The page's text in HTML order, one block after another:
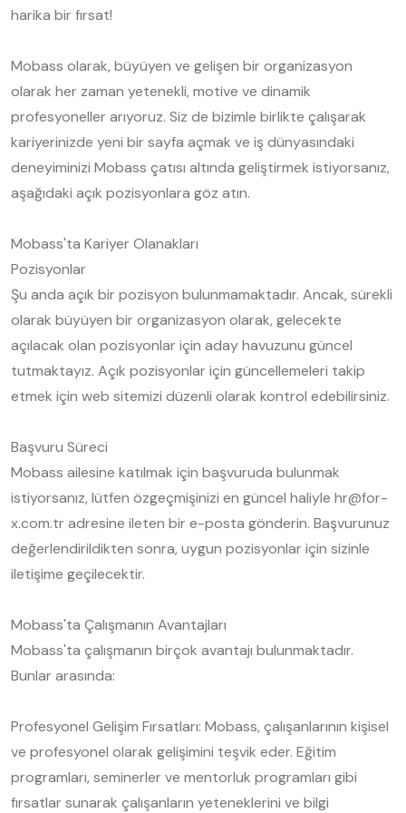
harika bir fırsat!
Mobass olarak, büyüyen ve gelişen bir organizasyon
olarak her zaman yetenekli, motive ve dinamik
profesyoneller arıyoruz. Siz de bizimle birlikte çalışarak
kariyerinizde yeni bir sayfa açmak ve iş dünyasındaki
deneyiminizi Mobass çatısı altında geliştirmek istiyorsanız,
aşağıdaki açık pozisyonlara göz atın.
Mobass'ta Kariyer Olanakları
Pozisyonlar
Şu anda açık bir pozisyon bulunmamaktadır. Ancak, sürekli
olarak büyüyen bir organizasyon olarak, gelecekte
açılacak olan pozisyonlar için aday havuzunu güncel
tutmaktayız. Açık pozisyonlar için güncellemeleri takip
etmek için web sitemizi düzenli olarak kontrol edebilirsiniz.
Başvuru Süreci
Mobass ailesine katılmak için başvuruda bulunmak
istiyorsanız, lütfen özgeçmişinizi en güncel haliyle hr@for-
x.com.tr adresine ileten bir e-posta gönderin. Başvurunuz
değerlendirildikten sonra, uygun pozisyonlar için sizinle
iletişime geçilecektir.
Mobass'ta Çalışmanın Avantajları
Mobass'ta çalışmanın birçok avantajı bulunmaktadır.
Bunlar arasında:
Profesyonel Gelişim Fırsatları: Mobass, çalışanlarının kişisel
ve profesyonel olarak gelişimini teşvik eder. Eğitim
programları, seminerler ve mentorluk programları gibi
fırsatlar sunarak çalışanların yeteneklerini ve bilgi